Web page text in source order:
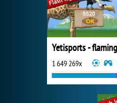
1 649 269x